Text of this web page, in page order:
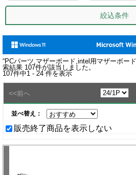
絞込条件
“PCパーツ,マザーボード,intel用マザーボー
索結果 107件が該当しました。
107件中1 - 24 件を表示
<<前へ
並べ替え：
販売終了商品を表示しない